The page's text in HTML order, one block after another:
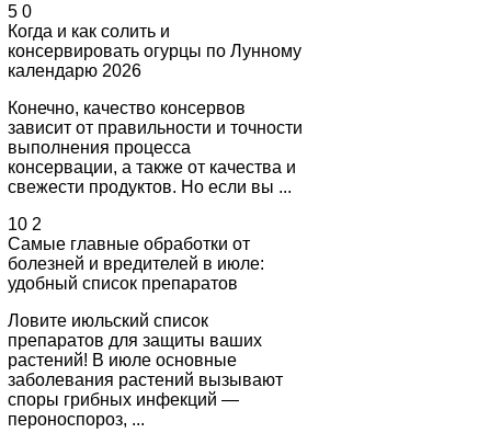
5 0
Когда и как солить и
консервировать огурцы по Лунному
календарю 2026
Конечно, качество консервов
зависит от правильности и точности
выполнения процесса
консервации, а также от качества и
свежести продуктов. Но если вы ...
10 2
Самые главные обработки от
болезней и вредителей в июле:
удобный список препаратов
Ловите июльский список
препаратов для защиты ваших
растений! В июле основные
заболевания растений вызывают
споры грибных инфекций —
пероноспороз, ...